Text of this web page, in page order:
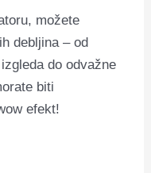
možete
debljina – od
do odvažne
biti
efekt!